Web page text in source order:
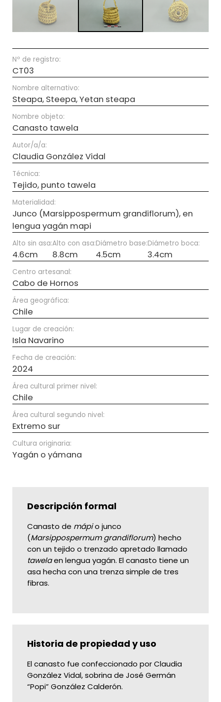
Nº de registro:
CT03
Nombre alternativo:
Steapa, Steepa, Yetan steapa
Nombre objeto:
Canasto tawela
Autor/a/a:
Claudia González Vidal
Técnica:
Tejido, punto tawela
Materialidad:
Junco (Marsippospermum grandiflorum), en
lengua yagán mapi
Alto sin asa:
4.6cm
Alto con asa:
8.8cm
Diámetro base:
4.5cm
Diámetro boca:
3.4cm
Centro artesanal:
Cabo de Hornos
Área geográfica:
Chile
Lugar de creación:
Isla Navarino
Fecha de creación:
2024
Área cultural primer nivel:
Chile
Área cultural segundo nivel:
Extremo sur
Cultura originaria:
Yagán o yámana
Descripción formal
Canasto de mápio junco
(Marsippospermum grandiflorum) hecho
con un tejido o trenzado apretado llamado
tawelaen lengua yagán. El canasto tiene un
asa hecha con una trenza simple de tres
fibras.
Historia de propiedad y uso
El canasto fue confeccionado por Claudia
González Vidal, sobrina de José Germán
“Popi” González Calderón.